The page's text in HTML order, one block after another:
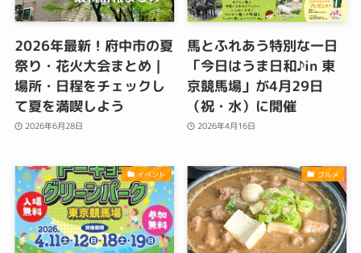
2026年最新！府中市の夏
祭り・花火大会まとめ｜
場所・日程をチェックし
て夏を満喫しよう
2026年6月28日
馬とふれあう特別な一日
「今日はうま日和♪in 東
京競馬場」が4月29日
（祝・水）に開催
2026年4月16日
イベント グルメ